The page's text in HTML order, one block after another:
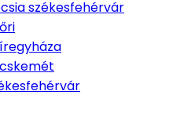
székesfehérvár